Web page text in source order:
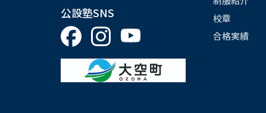
公設塾SNS
校章
合格実績